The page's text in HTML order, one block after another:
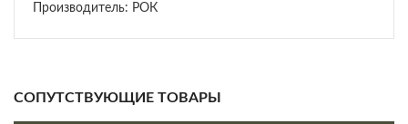
Производитель: РОК
СОПУТСТВУЮЩИЕ ТОВАРЫ